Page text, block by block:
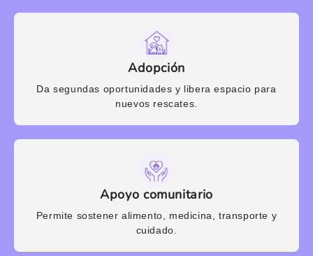
Adopción
Da segundas oportunidades y libera espacio para
nuevos rescates.
Apoyo comunitario
Permite sostener alimento, medicina, transporte y
cuidado.